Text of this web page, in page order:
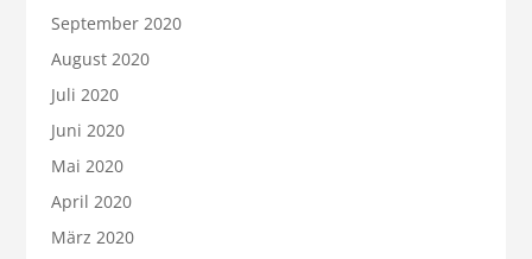
September 2020
August 2020
Juli 2020
Juni 2020
Mai 2020
April 2020
März 2020